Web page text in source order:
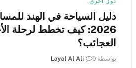
دليل السياحة في الهند
2026: كيف تخطط لرحلة
العجائب؟
بواسطة Layal Al Ali 0